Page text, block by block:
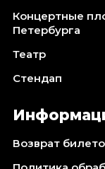
Концертные
Петербурга
Театр
Стендап
Возврат